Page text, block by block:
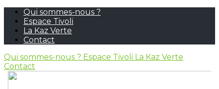
Qui sommes-nous ?
Espace Tivoli
La Kaz Verte
Contact
Qui sommes-nous ? Espace Tivoli La Kaz Verte
Contact